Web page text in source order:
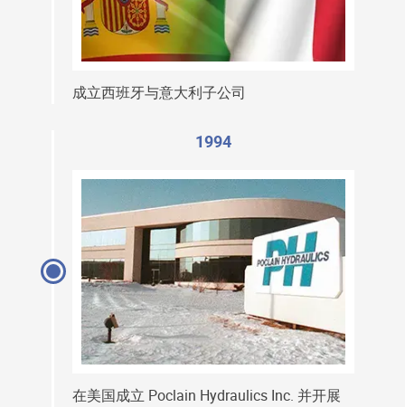
成立西班牙与意大利子公司
1994
在美国成立 Poclain Hydraulics Inc. 并开展